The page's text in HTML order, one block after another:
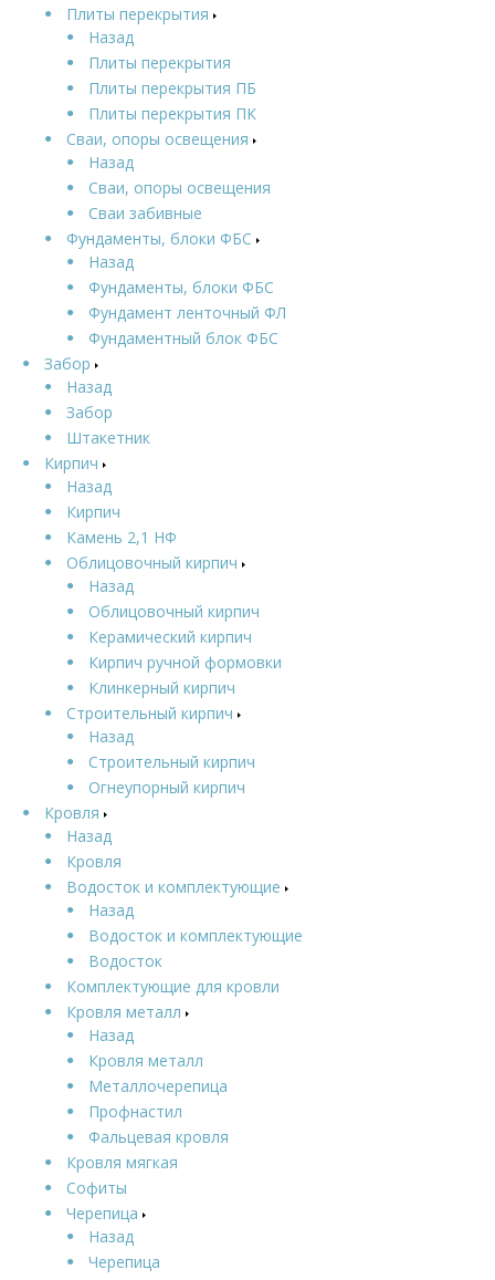
Плиты перекрытия
Назад
Плиты перекрытия
Плиты перекрытия ПБ
Плиты перекрытия ПК
Сваи, опоры освещения
Назад
Сваи, опоры освещения
Сваи забивные
Фундаменты, блоки ФБС
Назад
Фундаменты, блоки ФБС
Фундамент ленточный ФЛ
Фундаментный блок ФБС
Забор
Назад
Забор
Штакетник
Кирпич
Назад
Кирпич
Камень 2,1 НФ
Облицовочный кирпич
Назад
Облицовочный кирпич
Керамический кирпич
Кирпич ручной формовки
Клинкерный кирпич
Строительный кирпич
Назад
Строительный кирпич
Огнеупорный кирпич
Кровля
Назад
Кровля
Водосток и комплектующие
Назад
Водосток и комплектующие
Водосток
Комплектующие для кровли
Кровля металл
Назад
Кровля металл
Металлочерепица
Профнастил
Фальцевая кровля
Кровля мягкая
Софиты
Черепица
Назад
Черепица